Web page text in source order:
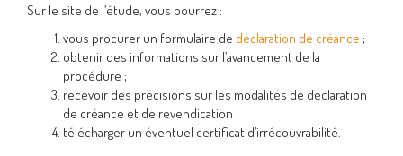
Sur le site de l’étude, vous pourrez :
vous procurer un formulaire de déclaration de créance ;
obtenir des informations sur l’avancement de la
procédure ;
recevoir des précisions sur les modalités de déclaration
de créance et de revendication ;
télécharger un éventuel certificat d’irrécouvrabilité.